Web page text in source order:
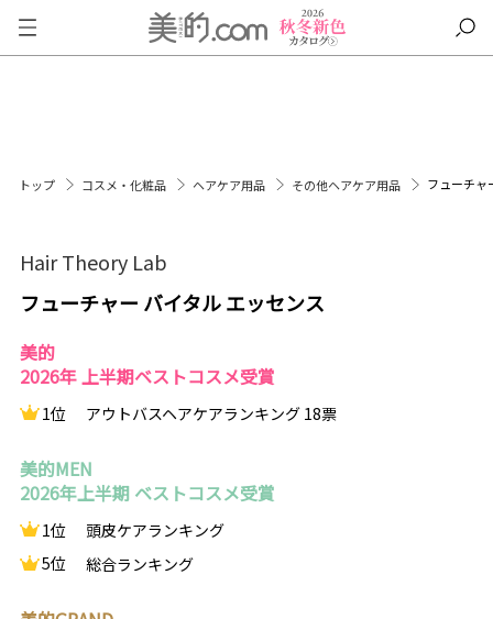
トップ コスメ・化粧品 ヘアケア用品 その他ヘアケア用品 フューチャ
Hair Theory Lab
フューチャー バイタル エッセンス
美的
2026年 上半期ベストコスメ受賞
1位 アウトバスヘアケアランキング 18票
美的MEN
2026年上半期 ベストコスメ受賞
1位
頭皮ケアランキング
5位
総合ランキング